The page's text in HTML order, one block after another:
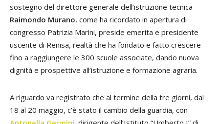
sostegno del direttore generale dell’istruzione tecnica
Raimondo Murano, come ha ricordato in apertura di
congresso Patrizia Marini, preside emerita e presidente
uscente di Renisa, realtà che ha fondato e fatto crescere
fino a raggiungere le 300 scuole associate, dando nuova
dignità e prospettive all’istruzione e formazione agraria.
A riguardo va registrato che al termine della tre giorni, dal
18 al 20 maggio, c’è stato il cambio della guardia, con